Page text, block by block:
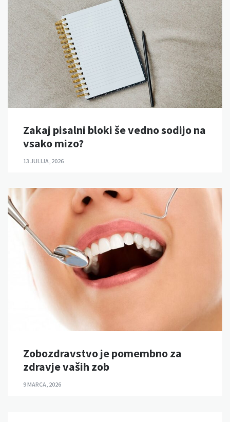
Zakaj pisalni bloki še vedno sodijo na
vsako mizo?
13 JULIJA, 2026
Zobozdravstvo je pomembno za
zdravje vaših zob
9 MARCA, 2026